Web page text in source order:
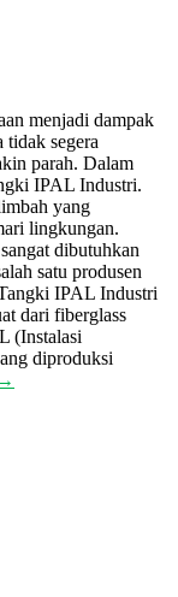
menjadi dampak
tidak segera
parah. Dalam
IPAL Industri.
yang
lingkungan.
dibutuhkan
satu produsen
IPAL Industri
dari fiberglass
(Instalasi
diproduksi